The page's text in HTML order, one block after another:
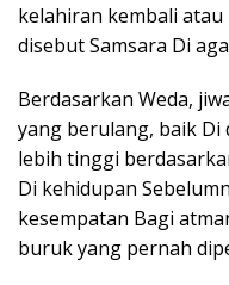
kelahiran kembali
disebut Samsara Di
Berdasarkan Weda,
yang berulang, baik Di
lebih tinggi
Di kehidupan
kesempatan Bagi
buruk yang pernah